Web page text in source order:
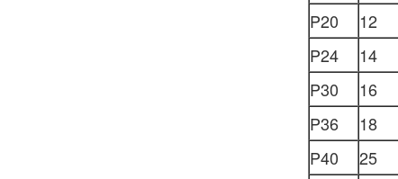
P20 12
P24
14
P30
16
P36
18
P40
25